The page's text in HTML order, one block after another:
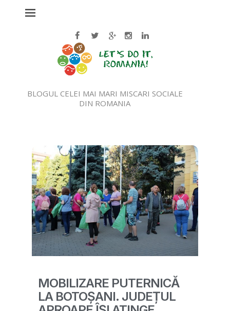
BLOGUL CELEI MAI MARI MISCARI SOCIALE
DIN ROMANIA
MOBILIZARE PUTERNICĂ
LA BOTOȘANI. JUDEȚUL